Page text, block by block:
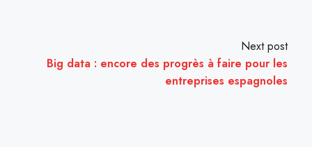
Next post
Big data : encore des progrès à faire pour les
entreprises espagnoles